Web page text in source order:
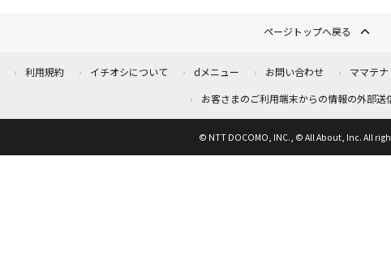
ページトップへ戻る
利用規約 イチオシについて dメニュー お問い合わせ ママテナ
お客さまのご利用端末からの情報の外部送
© NTT DOCOMO, INC., © All About, Inc. All